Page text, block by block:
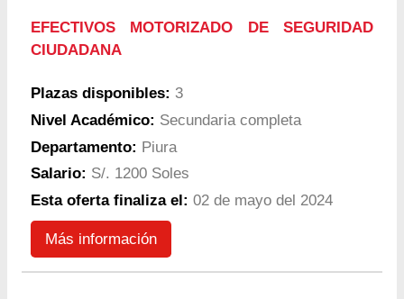
EFECTIVOS MOTORIZADO DE SEGURIDAD
CIUDADANA
Plazas disponibles: 3
Nivel Académico: Secundaria completa
Departamento: Piura
Salario: S/. 1200 Soles
Esta oferta finaliza el: 02 de mayo del 2024
Más información